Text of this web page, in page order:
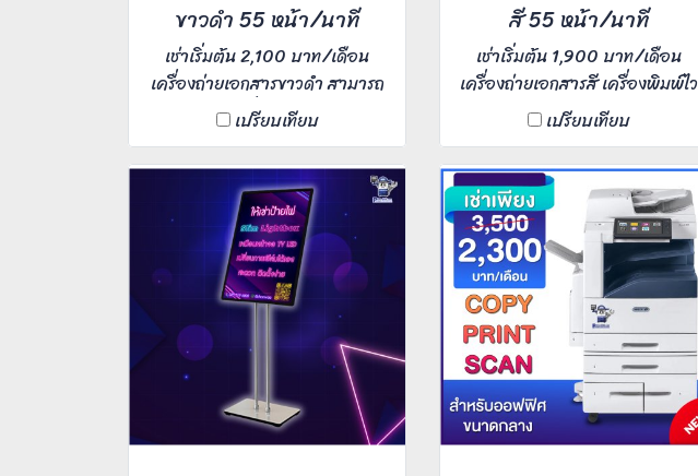
ขาวดำ 55 หน้า/นาที
เช่าเริ่มต้น 2,100 บาท/เดือน
เครื่องถ่ายเอกสารขาวดำ สามารถ
สแกนสีได้ เครื่องพิมพ์ไว ช่วยให้
คุณทำงานเร่งด่วนได้แบบสบายๆ
หน้าจอสีสัมผัสแบบแอนดรอยด์
ความเร็ว 55 แผ่นต่อนาที เหมาะ
สำหรับ Office ขนาดกลาง ผู้ใช้
งาน 10-20 คน เครื่องรองรับงาน
พิมพ์ประจำวันได้เพียงพอ มี
ความเร็วและความจุที่เพียงพอต่อ
การใช้งานรองรับจำนวนคนที่สลับ
ใช้งานกันได้ดี
เปรียบเทียบ
สี 55 หน้า/นาที
เช่าเริ่มต้น 1,900 บาท/เดือน
เครื่องถ่ายเอกสารสี เครื่องพิมพ์ไว
ช่วยให้คุณทำงานเร่งด่วนได้แบบ
สบายๆ หน้าจอสีสัมผัสแบบแอน
ดรอยด์ ความเร็ว 55 แผ่นต่อนาที
เหมาะสำหรับ Office ขนาดกลาง
ผู้ใช้งาน 10-20 คน เครื่องรองรับ
งานพิมพ์ประจำวันได้เพียงพอ มี
ความเร็วและความจุที่เพียงพอต่อ
การใช้งานรองรับจำนวนคนที่สลับ
ใช้งานกันได้ดี
เปรียบเทียบ